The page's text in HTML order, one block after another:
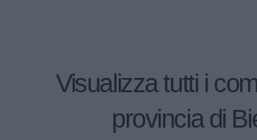
Visualizza tutti i
provincia di